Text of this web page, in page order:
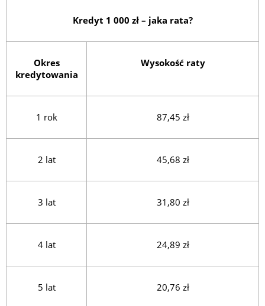
Kredyt 1 000 zł – jaka rata?
Okres
kredytowania
Wysokość raty
1 rok 87,45 zł
2 lat 45,68 zł
3 lat 31,80 zł
4 lat 24,89 zł
5 lat 20,76 zł